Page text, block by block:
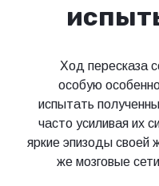
Ход пересказа
особую
испытать
часто усиливая их
яркие эпизоды своей
же мозговые